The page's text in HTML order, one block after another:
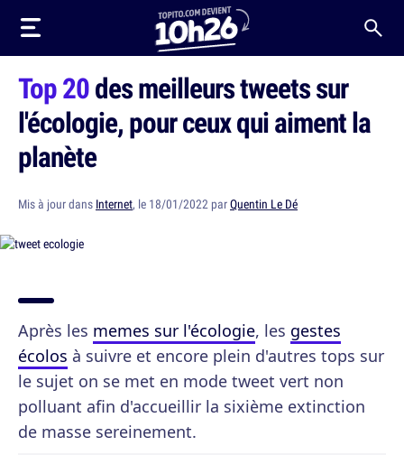
Top 20des meilleurs tweets sur
l'écologie, pour ceux qui aiment la
planète
Mis à jour dans Internet, le 18/01/2022 parQuentin Le Dé
Après les memes sur l'écologie, les gestes
écolos à suivre et encore plein d'autres tops sur
le sujet on se met en mode tweet vert non
polluant afin d'accueillir la sixième extinction
de masse sereinement.